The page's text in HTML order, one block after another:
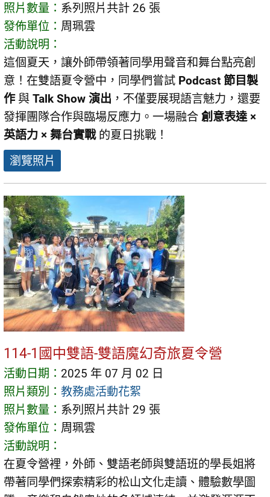
照片數量： 系列照片共計 26 張
發佈單位： 周珮雲
活動說明：
這個夏天，讓外師帶領著同學用聲音和舞台點亮創
意！在雙語夏令營中，同學們嘗試 Podcast 節目製
作與 Talk Show 演出 ，不僅要展現語言魅力，還要
發揮團隊合作與臨場反應力。一場融合 創意表達 ×
英語力 × 舞台實戰的夏日挑戰！
瀏覽照片
114-1國中雙語-雙語魔幻奇旅夏令營
活動日期： 2025 年 07 月 02 日
照片類別： 教務處活動花絮
照片數量： 系列照片共計 29 張
發佈單位： 周珮雲
活動說明：
在夏令營裡，外師、雙語老師與雙語班的學長姐將
帶著同學們探索精彩的松山文化走讀、體驗數學圖